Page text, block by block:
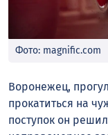
Фото: magnific.com
Воронежец,
прокатиться на
поступок он